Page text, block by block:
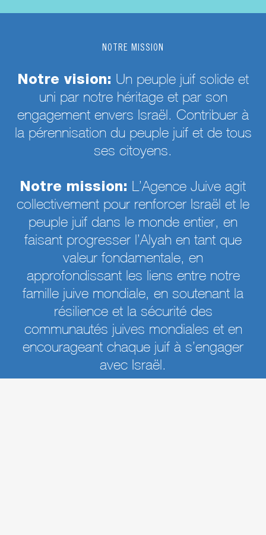
NOTRE MISSION
Notre vision: Un peuple juif solide et
uni par notre héritage et par son
engagement envers Israël. Contribuer à
la pérennisation du peuple juif et de tous
ses citoyens.
Notre mission: L’Agence Juive agit
collectivement pour renforcer Israël et le
peuple juif dans le monde entier, en
faisant progresser l’Alyah en tant que
valeur fondamentale, en
approfondissant les liens entre notre
famille juive mondiale, en soutenant la
résilience et la sécurité des
communautés juives mondiales et en
encourageant chaque juif à s’engager
avec Israël.